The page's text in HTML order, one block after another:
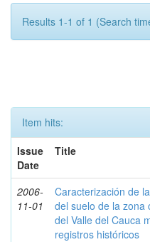
Results 1-1 of 1 (Search
Item hits:
Issue
Date
Title
2006-
11-01
Caracterización de
del suelo de la zona
del Valle del Cauca
registros históricos